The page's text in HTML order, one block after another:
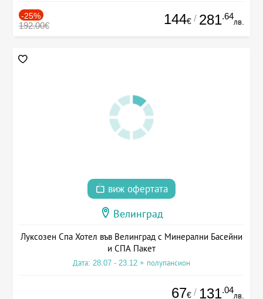
-25%
192.00€ 144€ / 281.64
лв.
виж офертата
Велинград
Луксозен Спа Хотел във Велинград с Минерални Басейни
и СПА Пакет
Дата: 28.07 - 23.12 + полупансион
67€ / 131.04
лв.